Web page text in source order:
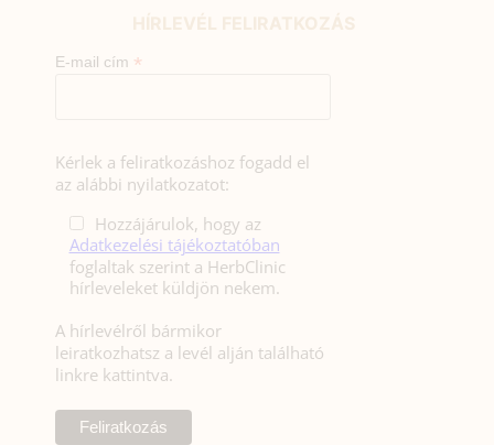
E-mail cím *
Kérlek a feliratkozáshoz fogadd el
az alábbi nyilatkozatot:
Hozzájárulok, hogy az
Adatkezelési tájékoztatóban
foglaltak szerint a HerbClinic
hírleveleket küldjön nekem.
A hírlevélről bármikor
leiratkozhatsz a levél alján található
linkre kattintva.